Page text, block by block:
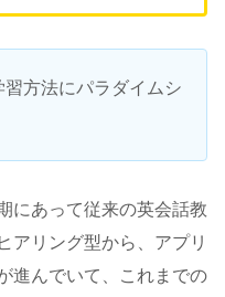
方法にパラダイムシ
にあって従来の英会話教
アリング型から、アプリ
進んでいて、これまでの